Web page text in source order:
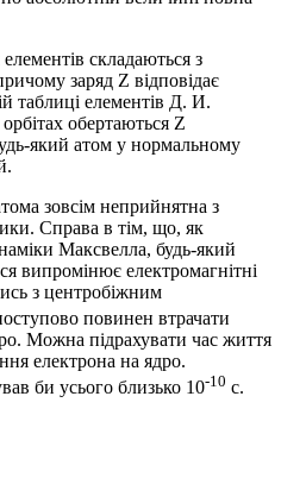
складаються з
заряд Z відповідає
таблиці елементів Д. И.
обертаються Z
який атом у нормальному
зовсім неприйнятна з
Справа в тім, що, як
Максвелла, будь-який
випромінює електромагнітні
з центробіжним
повинен втрачати
Можна підрахувати час життя
електрона на ядро.
би усього близько 10-10 с.